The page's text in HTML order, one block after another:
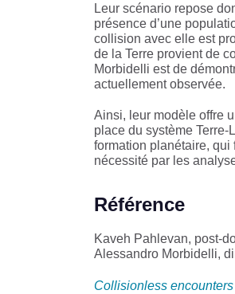
Leur scénario repose
présence d’une
collision avec elle est
de la Terre provient de
Morbidelli est de
actuellement observée.
Ainsi, leur modèle offre
place du système
formation planétaire, qui
nécessité par les
Référence
Kaveh Pahlevan, post-
Alessandro Morbidelli,
Collisionless